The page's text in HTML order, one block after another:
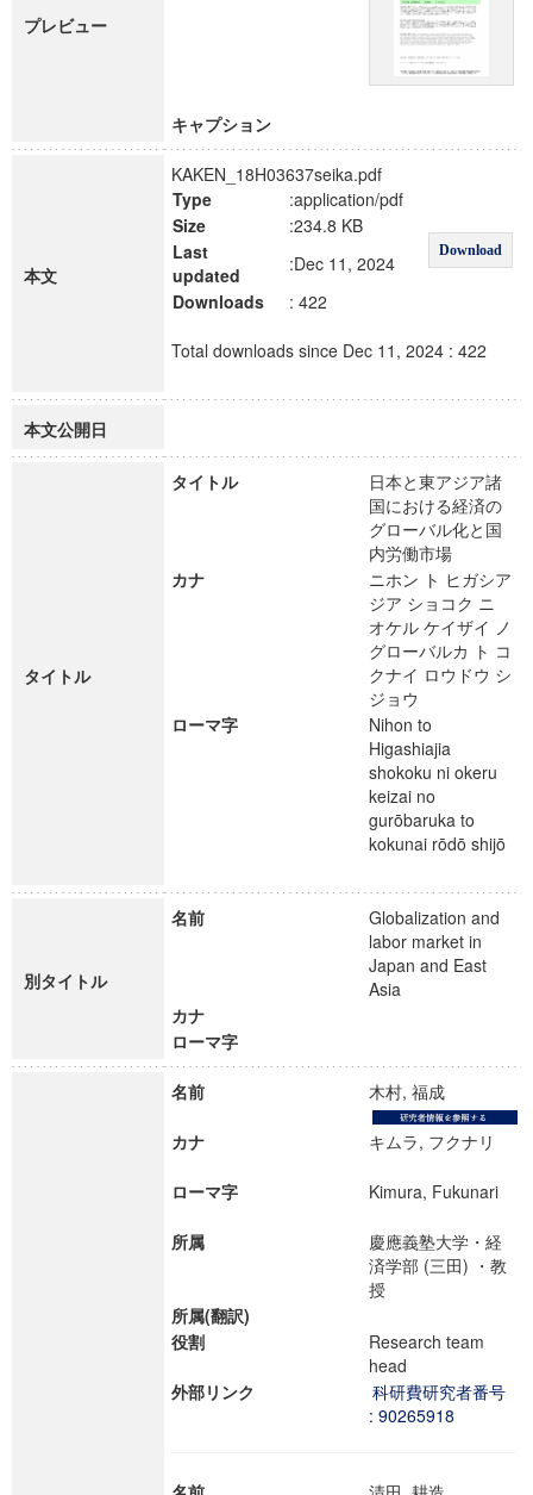
プレビュー
キャプション
本文
KAKEN_18H03637seika.pdf
Type
:application/pdf
Download
Size
:234.8 KB
Last
updated
:Dec 11, 2024
Downloads
: 422
Total downloads since Dec 11, 2024 : 422
本文公開日
タイトル
タイトル
日本と東アジア諸
国における経済の
グローバル化と国
内労働市場
カナ
ニホン ト ヒガシア
ジア ショコク ニ
オケル ケイザイ ノ
グローバルカ ト コ
クナイ ロウドウ シ
ジョウ
ローマ字
Nihon to
Higashiajia
shokoku ni okeru
keizai no
gurōbaruka to
kokunai rōdō shijō
別タイトル
名前
Globalization and
labor market in
Japan and East
Asia
カナ
ローマ字
名前 木村, 福成
カナ キムラ, フクナリ
ローマ字 Kimura, Fukunari
所属
慶應義塾大学・経
済学部 (三田) ・教
授
所属(翻訳)
役割
Research team
head
外部リンク
科研費研究者番号
: 90265918